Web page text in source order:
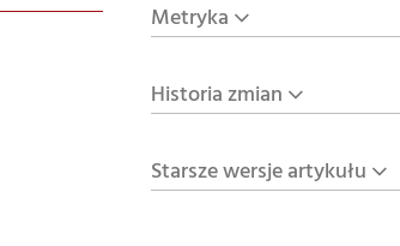
Metryka
Historia zmian
Starsze wersje artykułu